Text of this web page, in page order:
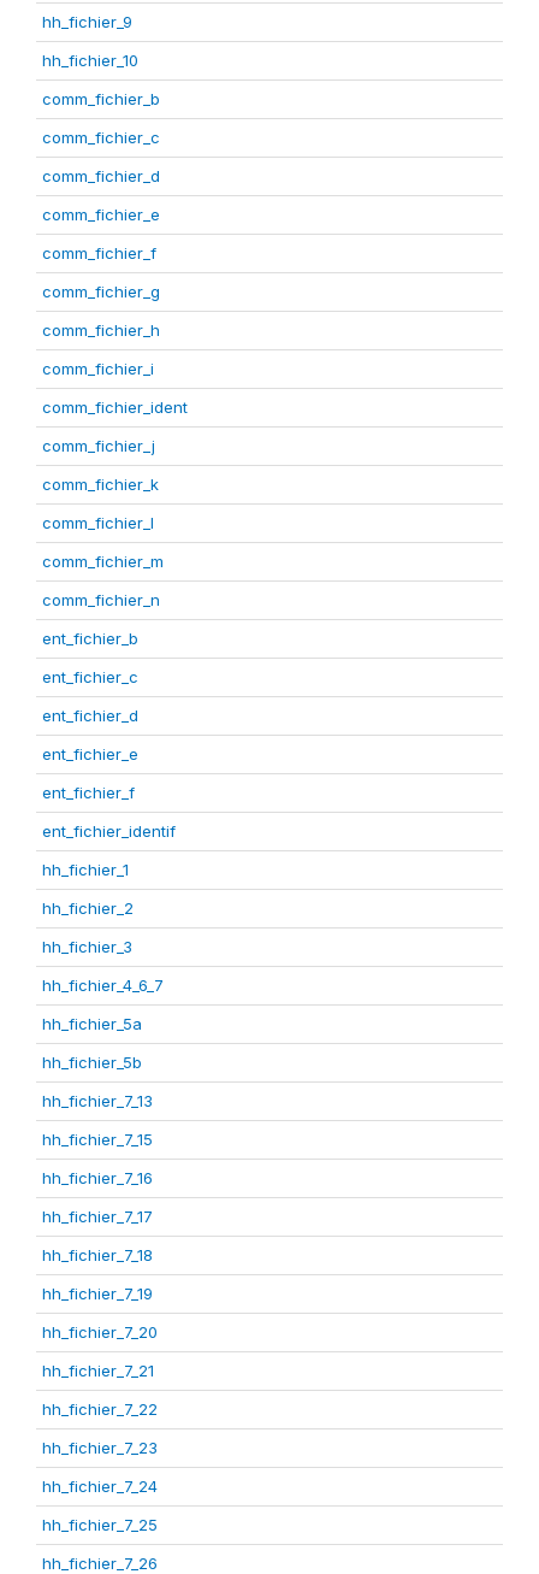
hh_fichier_9
hh_fichier_10
comm_fichier_b
comm_fichier_c
comm_fichier_d
comm_fichier_e
comm_fichier_f
comm_fichier_g
comm_fichier_h
comm_fichier_i
comm_fichier_ident
comm_fichier_j
comm_fichier_k
comm_fichier_l
comm_fichier_m
comm_fichier_n
ent_fichier_b
ent_fichier_c
ent_fichier_d
ent_fichier_e
ent_fichier_f
ent_fichier_identif
hh_fichier_1
hh_fichier_2
hh_fichier_3
hh_fichier_4_6_7
hh_fichier_5a
hh_fichier_5b
hh_fichier_7_13
hh_fichier_7_15
hh_fichier_7_16
hh_fichier_7_17
hh_fichier_7_18
hh_fichier_7_19
hh_fichier_7_20
hh_fichier_7_21
hh_fichier_7_22
hh_fichier_7_23
hh_fichier_7_24
hh_fichier_7_25
hh_fichier_7_26